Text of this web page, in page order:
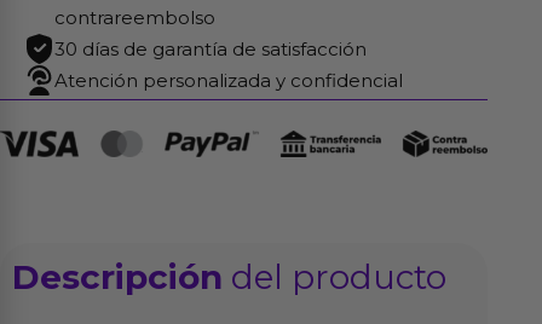
contrareembolso
30 días de garantía de satisfacción
Atención personalizada y confidencial
Descripción del producto